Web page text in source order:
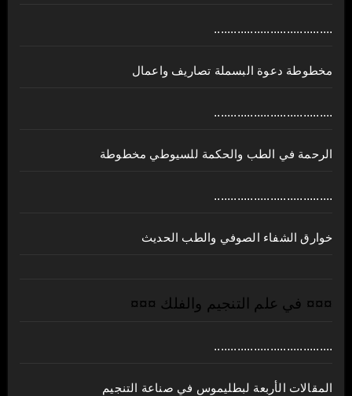
....................................
مخطوطة دعوة البسملة تصاريف واعمال
....................................
الرحمة في الطب والحكمة للسيوطي مخطوطة
....................................
خوارق الشفاء الصوفي والطب الحديث
¤¤¤ في علم التنجيم والفلك ¤¤¤
....................................
المقالات الأربعة لبطليموس في صناعة التنجيم